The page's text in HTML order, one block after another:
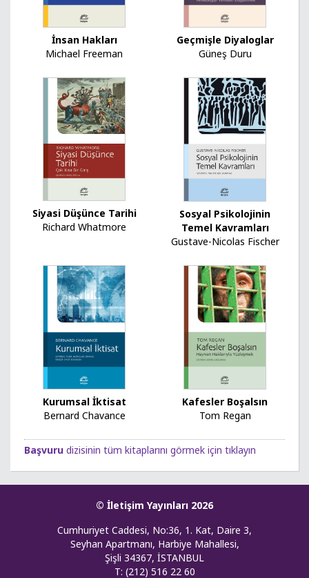
İnsan Hakları
Michael Freeman
Geçmişle Diyaloglar
Güneş Duru
Siyasi Düşünce Tarihi
Richard Whatmore
Sosyal Psikolojinin
Temel Kavramları
Gustave-Nicolas Fischer
Kurumsal İktisat
Bernard Chavance
Kafesler Boşalsın
Tom Regan
Başvuru dizisinin tüm kitaplarını görmek için tıklayın
© İletişim Yayınları 2026
Cumhuriyet Caddesi, No:36, 1. Kat, Daire 3,
Seyhan Apartmanı, Harbiye Mahallesi,
Şişli 34367, İSTANBUL
T: (212) 516 22 60